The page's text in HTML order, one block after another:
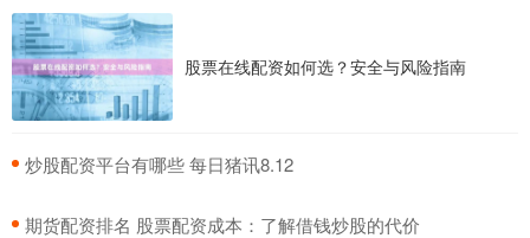
股票在线配资如何选？安全与风险指南
​炒股配资平台有哪些 每日猪讯8.12
​期货配资排名 股票配资成本：了解借钱炒股的代价